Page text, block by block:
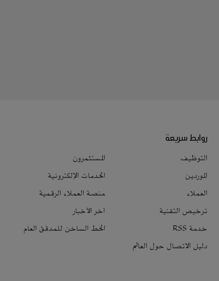
روابط سريعة
التوظيف
المستثمرون
الموردين
الخدمات الإلكترونية
العملاء
منصة العملاء الرقمية
ترخيص التقنية
آخر الأخبار
خدمة RSS
الخط الساخن للمدقق العام
دليل الاتصال حول العالم